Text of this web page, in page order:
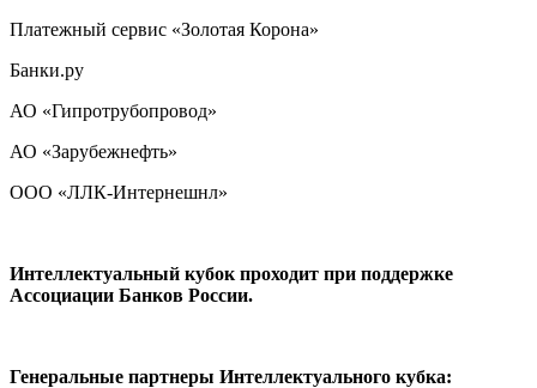
Платежный сервис «Золотая Корона»
Банки.ру
АО «Гипротрубопровод»
АО «Зарубежнефть»
ООО «ЛЛК-Интернешнл»
Интеллектуальный кубок проходит при поддержке
Ассоциации Банков России.
Генеральные партнеры Интеллектуального кубка: